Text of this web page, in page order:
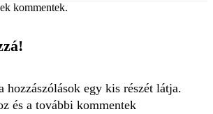
kommentek.
hozzászólások egy kis részét látja.
és a további kommentek